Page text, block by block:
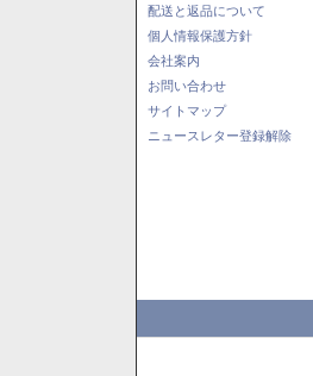
配送と返品について
個人情報保護方針
会社案内
お問い合わせ
サイトマップ
ニュースレター登録解除